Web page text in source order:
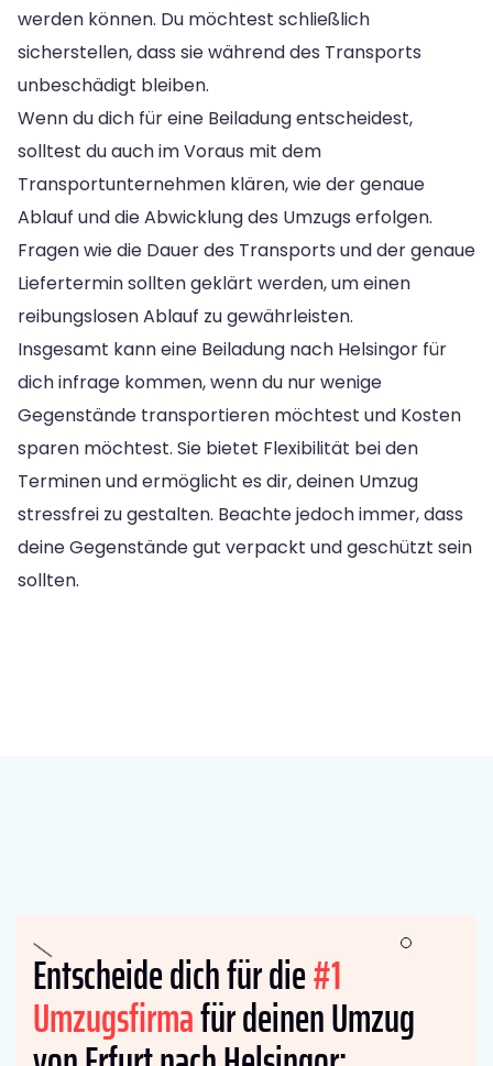
werden können. Du möchtest schließlich
sicherstellen, dass sie während des Transports
unbeschädigt bleiben.
Wenn du dich für eine Beiladung entscheidest,
solltest du auch im Voraus mit dem
Transportunternehmen klären, wie der genaue
Ablauf und die Abwicklung des Umzugs erfolgen.
Fragen wie die Dauer des Transports und der genaue
Liefertermin sollten geklärt werden, um einen
reibungslosen Ablauf zu gewährleisten.
Insgesamt kann eine Beiladung nach Helsingor für
dich infrage kommen, wenn du nur wenige
Gegenstände transportieren möchtest und Kosten
sparen möchtest. Sie bietet Flexibilität bei den
Terminen und ermöglicht es dir, deinen Umzug
stressfrei zu gestalten. Beachte jedoch immer, dass
deine Gegenstände gut verpackt und geschützt sein
sollten.
Entscheide dich für die#1
Umzugsfirmafür deinen Umzug